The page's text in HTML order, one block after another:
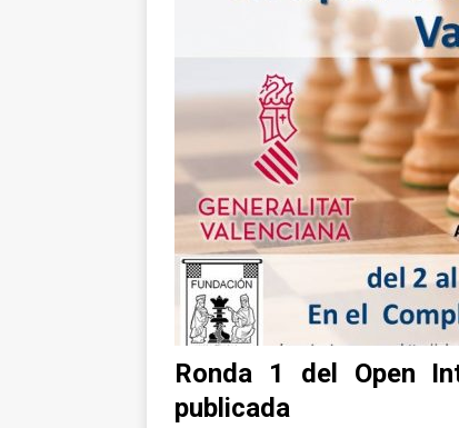
Ronda 1 del Open
publicada